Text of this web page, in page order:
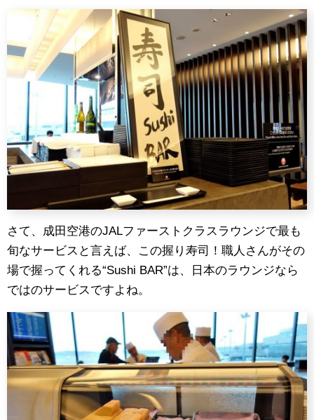
さて、成田空港のJALファーストクラスラウンジで最も
旬なサービスと言えば、この握り寿司！職人さんがその
場で握ってくれる“Sushi BAR”は、日本のラウンジなら
ではのサービスですよね。